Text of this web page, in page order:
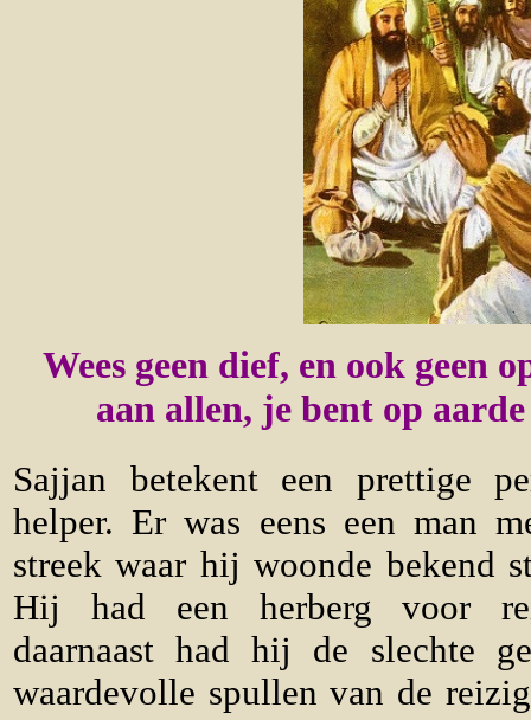
Wees geen dief, en ook geen
aan allen, je bent op
Sajjan betekent een prettige
helper. Er was eens een man
streek waar hij woonde bekend
Hij had een herberg voor
daarnaast had hij de slechte
waardevolle spullen van de